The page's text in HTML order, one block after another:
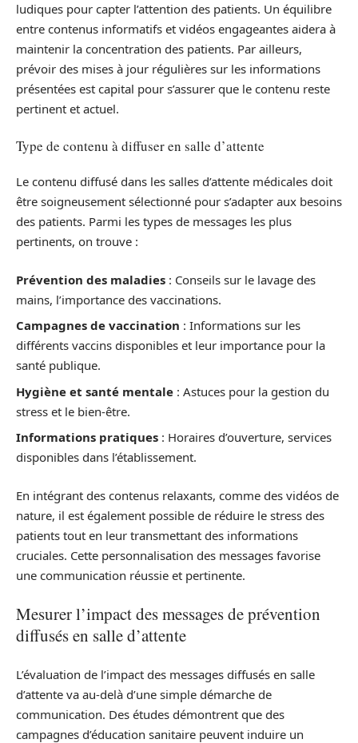
ludiques pour capter l’attention des patients. Un équilibre
entre contenus informatifs et vidéos engageantes aidera à
maintenir la concentration des patients. Par ailleurs,
prévoir des mises à jour régulières sur les informations
présentées est capital pour s’assurer que le contenu reste
pertinent et actuel.
Type de contenu à diffuser en salle d’attente
Le contenu diffusé dans les salles d’attente médicales doit
être soigneusement sélectionné pour s’adapter aux besoins
des patients. Parmi les types de messages les plus
pertinents, on trouve :
Prévention des maladies : Conseils sur le lavage des
mains, l’importance des vaccinations.
Campagnes de vaccination : Informations sur les
différents vaccins disponibles et leur importance pour la
santé publique.
Hygiène et santé mentale : Astuces pour la gestion du
stress et le bien-être.
Informations pratiques : Horaires d’ouverture, services
disponibles dans l’établissement.
En intégrant des contenus relaxants, comme des vidéos de
nature, il est également possible de réduire le stress des
patients tout en leur transmettant des informations
cruciales. Cette personnalisation des messages favorise
une communication réussie et pertinente.
Mesurer l’impact des messages de prévention
diffusés en salle d’attente
L’évaluation de l’impact des messages diffusés en salle
d’attente va au-delà d’une simple démarche de
communication. Des études démontrent que des
campagnes d’éducation sanitaire peuvent induire un